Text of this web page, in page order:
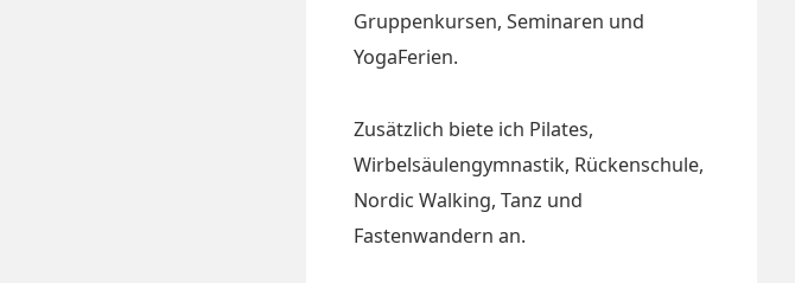
Gruppenkursen, Seminaren und
YogaFerien.
Zusätzlich biete ich Pilates,
Wirbelsäulengymnastik, Rückenschule,
Nordic Walking, Tanz und
Fastenwandern an.